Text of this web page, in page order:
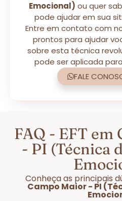
Emocional) ou quer
pode ajudar em sua
Entre em contato com
prontos para ajudar
sobre esta técnica
pode ser aplicada
FALE
FAQ - EFT em
- PI (Técnica
Conheça as principais
Campo Maior - PI